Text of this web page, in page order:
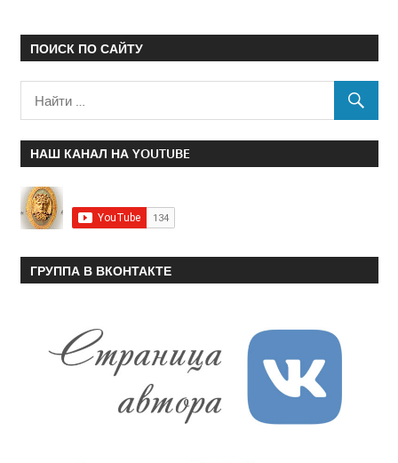
ПОИСК ПО САЙТУ
НАШ КАНАЛ НА YOUTUBE
ГРУППА В ВКОНТАКТЕ